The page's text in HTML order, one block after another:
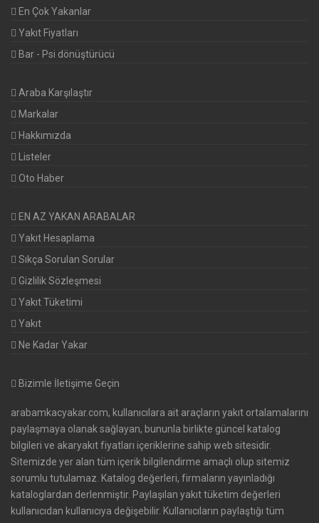
En Çok Yakanlar
Yakıt Fiyatları
Bar - Psi dönüştürücü
Araba Karşılaştır
Markalar
Hakkımızda
Listeler
Oto Haber
EN AZ YAKAN ARABALAR
Yakıt Hesaplama
Sıkça Sorulan Sorular
Gizlilik Sözleşmesi
Yakıt Tüketimi
Yakıt
Ne Kadar Yakar
Bizimle İletişime Geçin
arabamkacyakar.com, kullanıcılara ait araçların yakıt ortalamalarını
paylaşmaya olanak sağlayan, bununla birlikte güncel katalog
bilgileri ve akaryakıt fiyatları içeriklerine sahip web sitesidir.
Sitemizde yer alan tüm içerik bilgilendirme amaçlı olup sitemiz
sorumlu tutulamaz. Katalog değerleri, firmaların yayınladığı
kataloglardan derlenmiştir. Paylaşılan yakıt tüketim değerleri
kullanıcıdan kullanıcıya değişebilir. Kullanıcıların paylaştığı tüm